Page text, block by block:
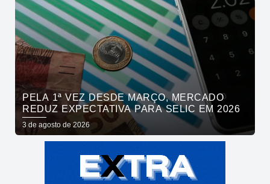
PELA 1ª VEZ DESDE MARÇO, MERCADO
REDUZ EXPECTATIVA PARA SELIC EM 2026
3 de agosto de 2026